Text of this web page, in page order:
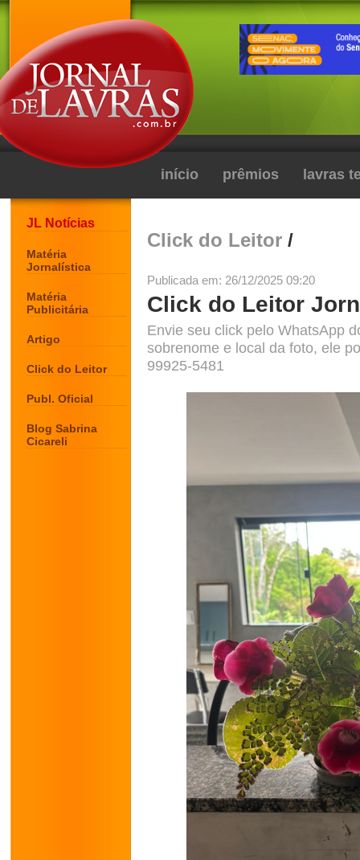
início prêmios lavras
JL Notícias
Matéria
Jornalística
Matéria
Publicitária
Artigo
Click do Leitor
Publ. Oficial
Blog Sabrina
Cicareli
Click do Leitor /
Publicada em: 26/12/2025 09:20
Click do Leitor
Envie seu click pelo WhatsApp
sobrenome e local da foto, ele
99925-5481